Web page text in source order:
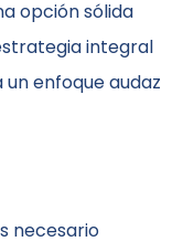
opción sólida
integral
enfoque audaz
necesario